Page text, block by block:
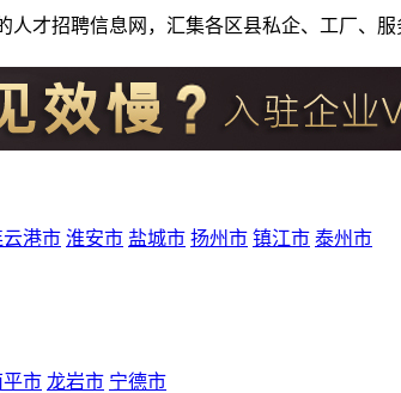
人才招聘信息网，汇集各区县私企、工厂
云港市 淮安市 盐城市 扬州市 镇江市 泰州市
平市 龙岩市 宁德市